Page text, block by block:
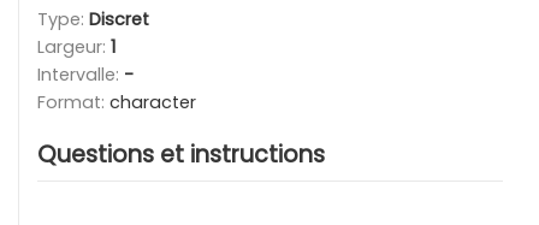
Type: Discret
Largeur: 1
Intervalle: -
Format: character
Questions et instructions